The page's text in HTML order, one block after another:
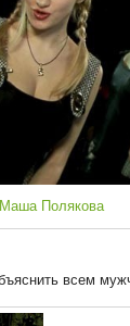
Маша Полякова
всем